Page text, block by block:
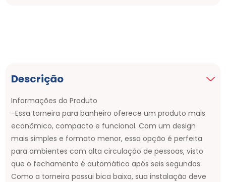
Descrição
Informações do Produto
-Essa torneira para banheiro oferece um produto mais
econômico, compacto e funcional. Com um design
mais simples e formato menor, essa opção é perfeita
para ambientes com alta circulação de pessoas, visto
que o fechamento é automático após seis segundos.
Como a torneira possui bica baixa, sua instalação deve